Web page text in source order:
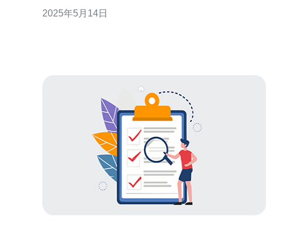
为“最离谱”的服务器之一。 越南服务器在游戏中引入
2025年5月14日